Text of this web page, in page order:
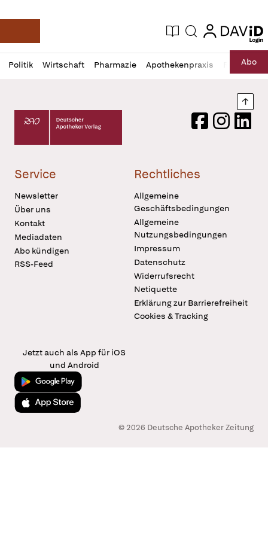
Deutsche Apotheker Zeitung
Aktuelle Ausgabe
Suche login
login
Politik Wirtschaft Pharmazie Apothekenpraxis RechtAbo
Profil
öffnen
Daz
Pur
Deutscher Apotheker Verlag Logo
FacebookInstagram
Service
Newsletter
Über uns
Kontakt
Mediadaten
Abo kündigen
RSS-Feed
Rechtliches
Allgemeine
Geschäftsbedingungen
Allgemeine
Nutzungsbedingungen
Impressum
Datenschutz
Widerrufsrecht
Netiquette
Erklärung zur Barrierefreiheit
Cookies & Tracking
Jetzt auch als App für iOS
und Android
Jetzt bei Google Play
Laden im App Store
© 2026 Deutsche Apotheker Zeitung